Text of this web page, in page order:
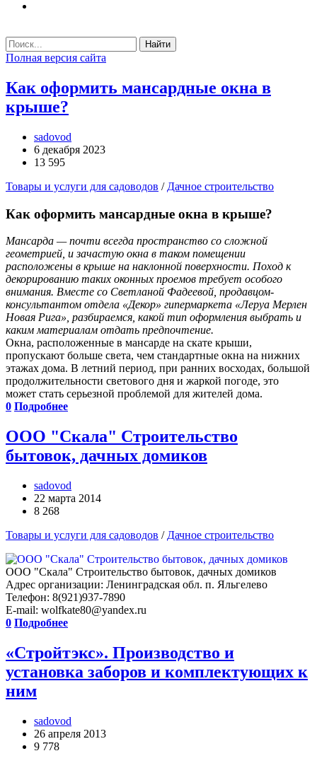
Найти
Полная версия сайта
Как оформить мансардные окна в
крыше?
sadovod
6 декабря 2023
13 595
Товары и услуги для садоводов / Дачное строительство
Как оформить мансардные окна в крыше?
Мансарда — почти всегда пространство со сложной
геометрией, и зачастую окна в таком помещении
расположены в крыше на наклонной поверхности. Поход к
декорированию таких оконных проемов требует особого
внимания. Вместе со Светланой Фадеевой, продавцом-
консультантом отдела «Декор» гипермаркета «Леруа Мерлен
Новая Рига», разбираемся, какой тип оформления выбрать и
каким материалам отдать предпочтение.
Окна, расположенные в мансарде на скате крыши,
пропускают больше света, чем стандартные окна на нижних
этажах дома. В летний период, при ранних восходах, большой
продолжительности светового дня и жаркой погоде, это
может стать серьезной проблемой для жителей дома.
0 Подробнее
ООО "Скала" Строительство
бытовок, дачных домиков
sadovod
22 марта 2014
8 268
Товары и услуги для садоводов / Дачное строительство
ООО "Скала" Строительство бытовок, дачных домиков
Адрес организации: Ленинградская обл. п. Яльгелево
Телефон: 8(921)937-7890
E-mail: wolfkate80@yandex.ru
0 Подробнее
«Стройтэкс». Производство и
установка заборов и комплектующих к
ним
sadovod
26 апреля 2013
9 778